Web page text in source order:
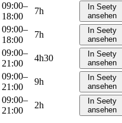
09:00–
18:00
7h
In Seety
ansehen
09:00–
18:00
7h
In Seety
ansehen
09:00–
21:00
4h30
In Seety
ansehen
09:00–
21:00
9h
In Seety
ansehen
09:00–
21:00
2h
In Seety
ansehen